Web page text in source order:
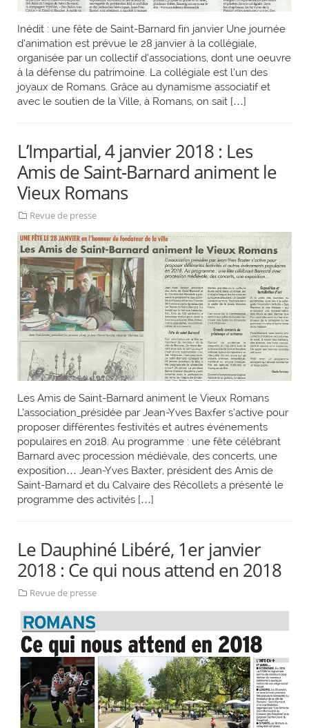
Inédit : une fête de Saint-Barnard fin janvier Une journée
d’animation est prévue le 28 janvier à la collégiale,
organisée par un collectif d’associations, dont une oeuvre
à la défense du patrimoine. La collégiale est l’un des
joyaux de Romans. Grâce au dynamisme associatif et
avec le soutien de la Ville, à Romans, on sait […]
L’Impartial, 4 janvier 2018 : Les
Amis de Saint-Barnard animent le
Vieux Romans
Revue de presse
Les Amis de Saint-Barnard animent le Vieux Romans
L’association_présidée par Jean-Yves Baxfer s’active pour
proposer différentes festivités et autres événements
populaires en 2018. Au programme : une fête célébrant
Barnard avec procession médiévale, des concerts, une
exposition… Jean-Yves Baxter, président des Amis de
Saint-Barnard et du Calvaire des Récollets a présenté le
programme des activités […]
Le Dauphiné Libéré, 1er janvier
2018 : Ce qui nous attend en 2018
Revue de presse